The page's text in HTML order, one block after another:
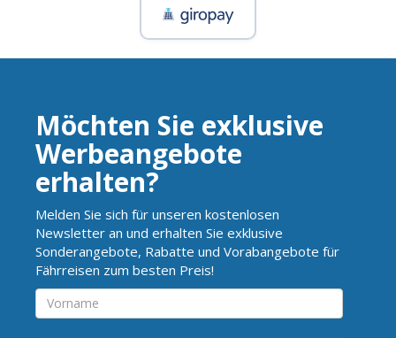
Möchten Sie exklusive
Werbeangebote
erhalten?
Melden Sie sich für unseren kostenlosen
Newsletter an und erhalten Sie exklusive
Sonderangebote, Rabatte und Vorabangebote für
Fährreisen zum besten Preis!